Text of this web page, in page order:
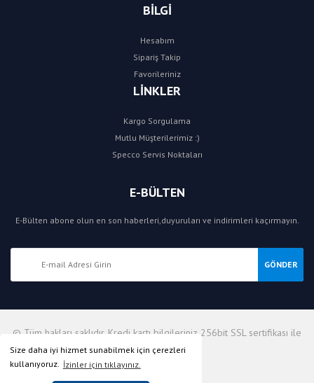
Size daha iyi hizmet sunabilmek için çerezleri
kullanıyoruz. İzinler için tıklayınız.
BİLGİ
Hesabım
Sipariş Takip
Favorileriniz
LİNKLER
Kargo Sorgulama
Mutlu Müşterilerimiz :)
Specco Servis Noktaları
E-BÜLTEN
E-Bülten abone olun en son haberleri,duyuruları ve indirimleri kaçırmayın.
GÖNDER
© Tüm hakları saklıdır. Kredi kartı bilgileriniz 256bit SSL sertifikası ile
korunmaktadır.